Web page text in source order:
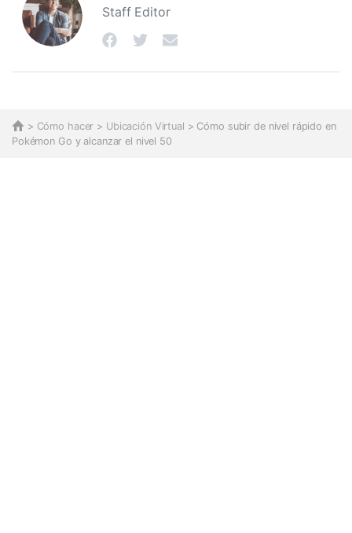
Staff Editor
> Cómo hacer > Ubicación Virtual > Cómo subir de nivel rápido en
Pokémon Go y alcanzar el nivel 50󠀲󠀩󠀠󠀤󠀤󠀨󠀨󠀡󠀳